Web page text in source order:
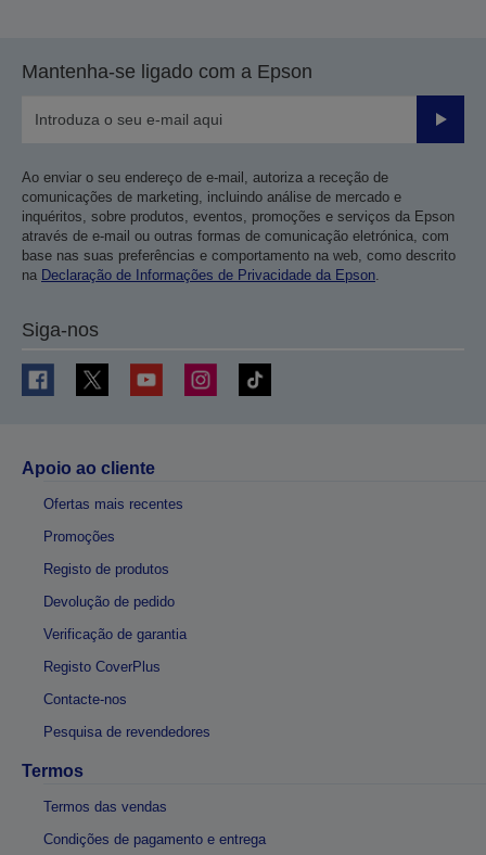
Mantenha-se ligado com a Epson
Enviar
Ao enviar o seu endereço de e-mail, autoriza a receção de
comunicações de marketing, incluindo análise de mercado e
inquéritos, sobre produtos, eventos, promoções e serviços da Epson
através de e-mail ou outras formas de comunicação eletrónica, com
base nas suas preferências e comportamento na web, como descrito
na Declaração de Informações de Privacidade da Epson.
Siga-nos
Apoio ao cliente
Ofertas mais recentes
Promoções
Registo de produtos
Devolução de pedido
Verificação de garantia
Registo CoverPlus
Contacte-nos
Pesquisa de revendedores
Termos
Termos das vendas
Condições de pagamento e entrega